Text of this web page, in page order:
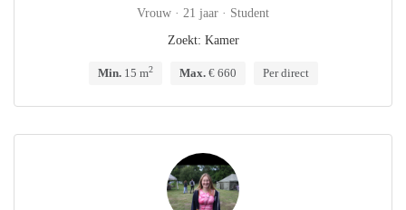
Vrouw · 21 jaar · Student
Zoekt: Kamer
Min.15 m2 Max.€ 660 Per direct